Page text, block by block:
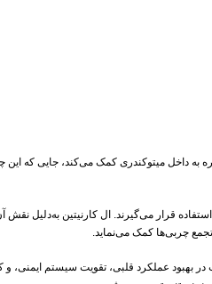
به داخل میتوکندری کمک می‌کند، جایی که این
قرار می‌گیرند. ال کارنیتین به‌دلیل نقش
چربی‌ها کمک می‌نماید.
بهبود عملکرد قلبی، تقویت سیستم ایمنی، و